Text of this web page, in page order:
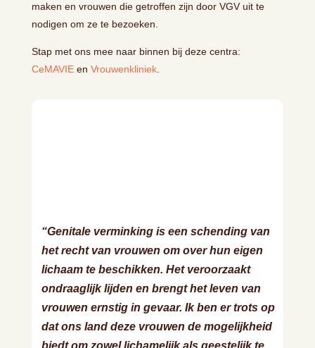
maken en vrouwen die getroffen zijn door VGV uit te
nodigen om ze te bezoeken.
Stap met ons mee naar binnen bij deze centra:
CeMAVIEen Vrouwenkliniek.
“Genitale verminking is een schending van
het recht van vrouwen om over hun eigen
lichaam te beschikken. Het veroorzaakt
ondraaglijk lijden en brengt het leven van
vrouwen ernstig in gevaar. Ik ben er trots op
dat ons land deze vrouwen de mogelijkheid